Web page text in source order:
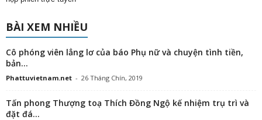
BÀI XEM NHIỀU
Cô phóng viên lẳng lơ của báo Phụ nữ và chuyện tình tiền,
bản...
Phattuvietnam.net - 26 Tháng Chín, 2019
Tấn phong Thượng toạ Thích Đồng Ngộ kế nhiệm trụ trì và
đặt đá...